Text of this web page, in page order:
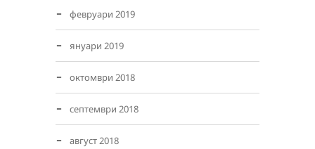
февруари 2019
януари 2019
октомври 2018
септември 2018
август 2018